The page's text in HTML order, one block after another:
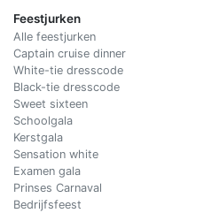
Feestjurken
Alle feestjurken
Captain cruise dinner
White-tie dresscode
Black-tie dresscode
Sweet sixteen
Schoolgala
Kerstgala
Sensation white
Examen gala
Prinses Carnaval
Bedrijfsfeest